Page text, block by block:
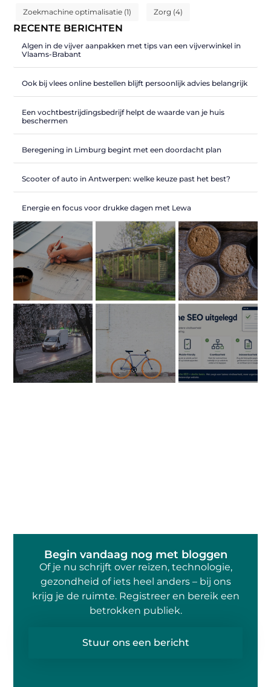
Zoekmachine optimalisatie (1) Zorg (4)
RECENTE BERICHTEN
Algen in de vijver aanpakken met tips van een vijverwinkel in
Vlaams-Brabant
Ook bij vlees online bestellen blijft persoonlijk advies belangrijk
Een vochtbestrijdingsbedrijf helpt de waarde van je huis
beschermen
Beregening in Limburg begint met een doordacht plan
Scooter of auto in Antwerpen: welke keuze past het best?
Energie en focus voor drukke dagen met Lewa
Begin vandaag nog met bloggen
Of je nu schrijft over reizen, technologie,
gezondheid of iets heel anders – bij ons
krijg je de ruimte. Registreer en bereik een
betrokken publiek.
Stuur ons een bericht